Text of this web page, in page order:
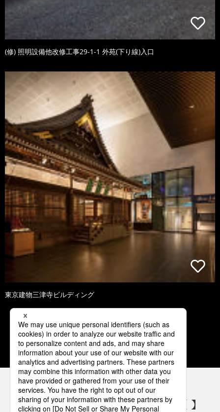
(修) 照明設備他改修工事29-1-1 外苑(下り線)入口
東京建物三津寺ビルディング
1 2 3 4 5
パナソニックの電気設備 SNSアカウント